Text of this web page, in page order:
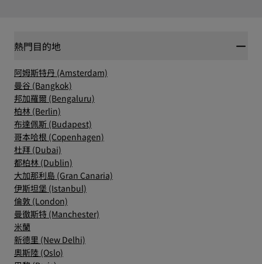
熱門目的地
阿姆斯特丹 (Amsterdam)
曼谷 (Bangkok)
邦加羅爾 (Bengaluru)
柏林 (Berlin)
布達佩斯 (Budapest)
哥本哈根 (Copenhagen)
杜拜 (Dubai)
都柏林 (Dublin)
大加那利島 (Gran Canaria)
伊斯坦堡 (Istanbul)
倫敦 (London)
曼徹斯特 (Manchester)
米蘭
新德里 (New Delhi)
奧斯陸 (Oslo)